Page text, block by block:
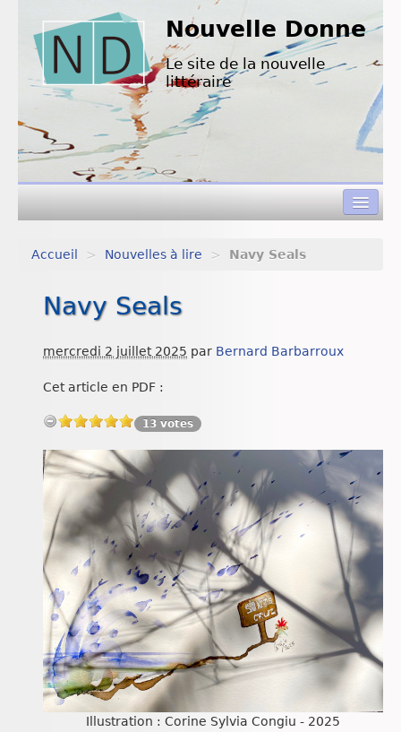
Nouvelle Donne
Le site de la nouvelle
littéraire
Appels à textes
Chroniques
Accueil > Nouvelles à lire > Navy Seals
Navy Seals
mercredi 2 juillet 2025 par Bernard Barbarroux
Cet article en PDF :
13 votes
Illustration : Corine Sylvia Congiu - 2025